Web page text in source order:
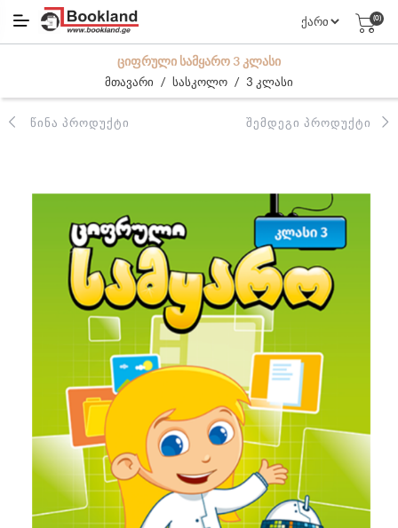
(0)
ᲪᲘᲤᲠᲣᲚᲘ ᲡᲐᲛᲧᲐᲠᲝ 3 ᲙᲚᲐᲡᲘ
მთავარი / სასკოლო / 3 კლასი
ᲬᲘᲜᲐ ᲞᲠᲝᲓᲣᲥᲢᲘ ᲨᲔᲛᲓᲔᲒᲘ ᲞᲠᲝᲓᲣᲥᲢᲘ